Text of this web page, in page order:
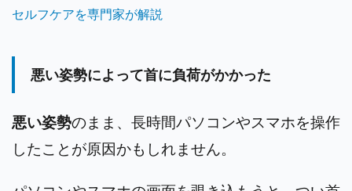
セルフケアを専門家が解説
悪い姿勢によって首に負荷がかかった
悪い姿勢のまま、長時間パソコンやスマホを操作
したことが原因かもしれません。